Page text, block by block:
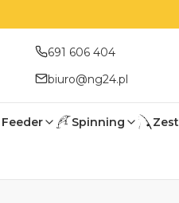
691 606 404
biuro@ng24.pl
Feeder Spinning